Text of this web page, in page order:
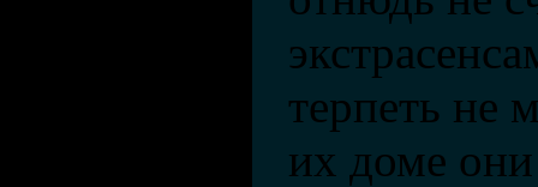
терпеть не
их доме